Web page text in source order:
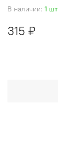
В наличии: 1 шт
315 ₽